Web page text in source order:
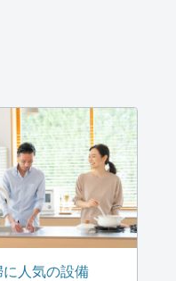
に人気の設備